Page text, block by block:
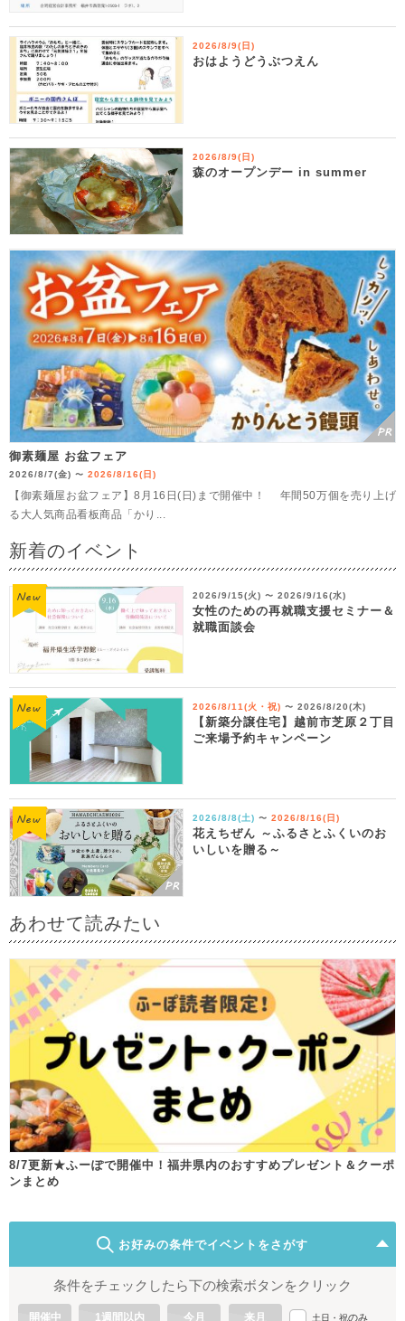
2026/8/9(日)
おはようどうぶつえん
2026/8/9(日)
森のオープンデー in summer
御素麺屋 お盆フェア
2026/8/7(金) 〜 2026/8/16(日)
【御素麺屋お盆フェア】8月16日(日)まで開催中！ 年間50万個を売り上げ
る大人気商品看板商品「かり...
新着のイベント
2026/9/15(火) 〜 2026/9/16(水)
女性のための再就職支援セミナー＆
就職面談会
2026/8/11(火・祝) 〜 2026/8/20(木)
【新築分譲住宅】越前市芝原２丁目
ご来場予約キャンペーン
2026/8/8(土) 〜 2026/8/16(日)
花えちぜん ～ふるさとふくいのお
いしいを贈る～
あわせて読みたい
8/7更新★ふーぽで開催中！福井県内のおすすめプレゼント＆クーポ
ンまとめ
お好みの条件でイベントをさがす
条件をチェックしたら下の検索ボタンをクリック
開催中 1週間以内 今月 来月 土日・祝のみ